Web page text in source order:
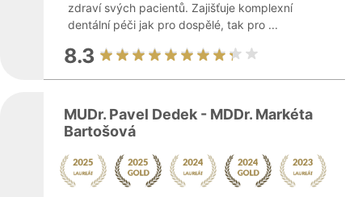
zdraví svých pacientů. Zajišťuje komplexní
dentální péči jak pro dospělé, tak pro ...
8.3
MUDr. Pavel Dedek - MDDr. Markéta
Bartošová